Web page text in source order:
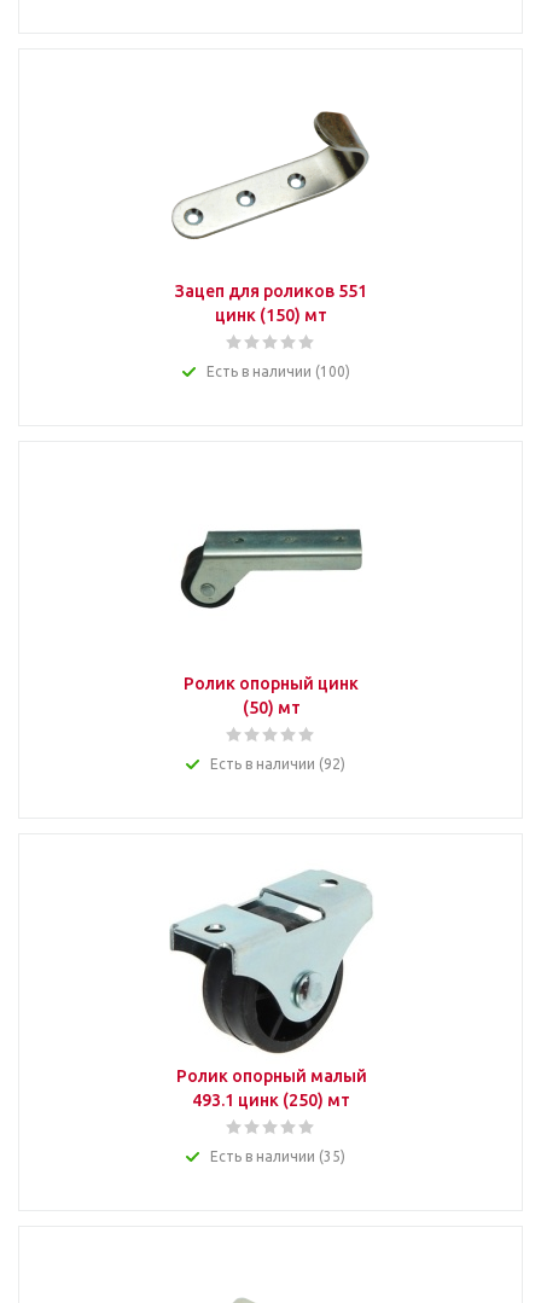
Зацеп для роликов 551
цинк (150) мт
Есть в наличии (100)
Ролик опорный цинк
(50) мт
Есть в наличии (92)
Ролик опорный малый
493.1 цинк (250) мт
Есть в наличии (35)